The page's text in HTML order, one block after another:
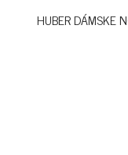
HUBER DÁMSKE